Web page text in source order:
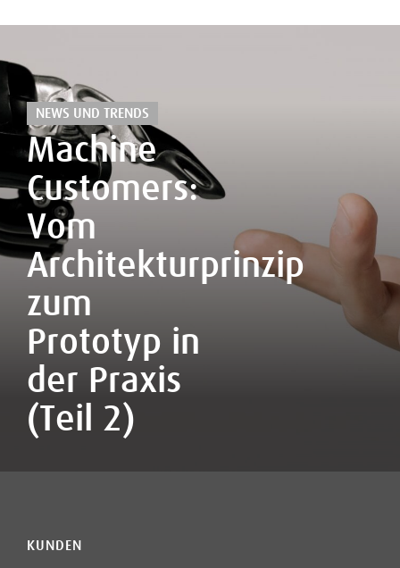
NEWS UND TRENDS
Machine
Customers:
Vom
Architekturprinzip
zum
Prototyp in
der Praxis
(Teil 2)
KUNDEN